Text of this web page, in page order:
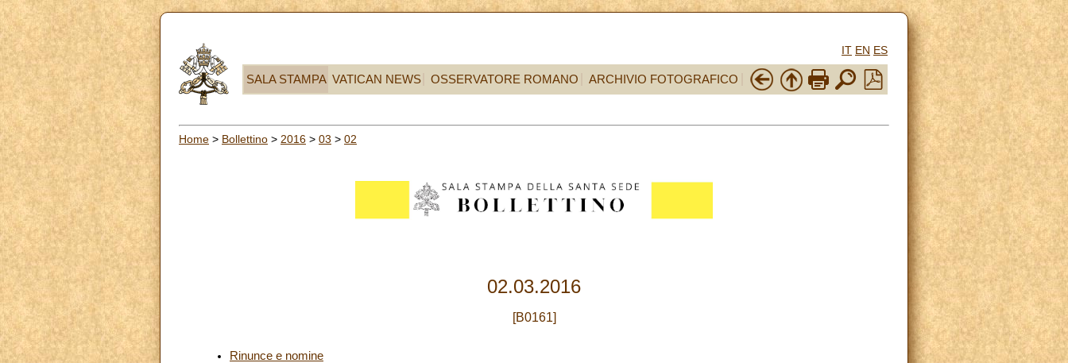
IT EN ES
SALA STAMPA VATICAN NEWS OSSERVATORE ROMANO ARCHIVIO FOTOGRAFICO
Home > Bollettino > 2016 > 03 > 02
02.03.2016
[B0161]
Rinunce e nomine